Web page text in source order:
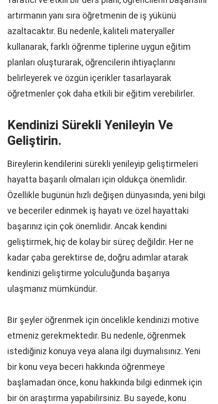
artırmanın yanı sıra öğretmenin de iş yükünü
azaltacaktır. Bu nedenle, kaliteli materyaller
kullanarak, farklı öğrenme tiplerine uygun eğitim
planları oluşturarak, öğrencilerin ihtiyaçlarını
belirleyerek ve özgün içerikler tasarlayarak
öğretmenler çok daha etkili bir eğitim verebilirler.
Kendinizi Sürekli Yenileyin Ve
Geliştirin.
Bireylerin kendilerini sürekli yenileyip geliştirmeleri
hayatta başarılı olmaları için oldukça önemlidir.
Özellikle bugünün hızlı değişen dünyasında, yeni bilgi
ve beceriler edinmek iş hayatı ve özel hayattaki
başarınız için çok önemlidir. Ancak kendini
geliştirmek, hiç de kolay bir süreç değildir. Her ne
kadar çaba gerektirse de, doğru adımlar atarak
kendinizi geliştirme yolculuğunda başarıya
ulaşmanız mümkündür.
Bir şeyler öğrenmek için öncelikle kendinizi motive
etmeniz gerekmektedir. Bu nedenle, öğrenmek
istediğiniz konuya veya alana ilgi duymalısınız. Yeni
bir konu veya beceri hakkında öğrenmeye
başlamadan önce, konu hakkında bilgi edinmek için
bir ön araştırma yapabilirsiniz. Bu sayede, konu